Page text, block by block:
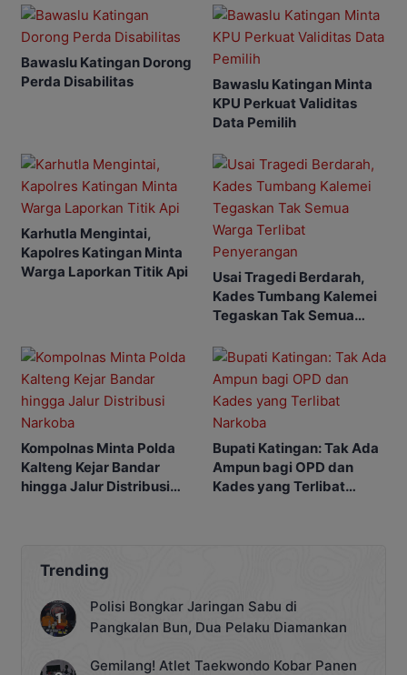
Bawaslu Katingan Dorong
Perda Disabilitas
Bawaslu Katingan Minta
KPU Perkuat Validitas
Data Pemilih
Karhutla Mengintai,
Kapolres Katingan Minta
Warga Laporkan Titik Api
Usai Tragedi Berdarah,
Kades Tumbang Kalemei
Tegaskan Tak Semua
Penyerangan
Kompolnas Minta Polda
Kalteng Kejar Bandar
hingga Jalur Distribusi
Bupati Katingan: Tak Ada
Ampun bagi OPD dan
Kades yang Terlibat
Trending
Polisi Bongkar Jaringan Sabu di
Pangkalan Bun, Dua Pelaku Diamankan
Gemilang! Atlet Taekwondo Kobar Panen